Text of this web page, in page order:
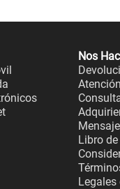
Nos
Libro
Legales